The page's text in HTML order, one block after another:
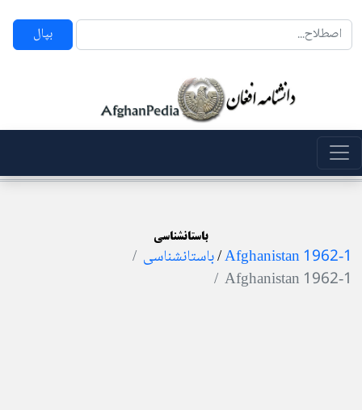
بپال
باستانشناسی
Afghanistan 1962-1
/باستانشناسی
Afghanistan 1962-1